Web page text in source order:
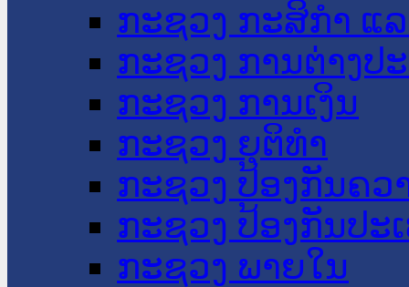
ກະຊວງ ກະສິກຳ ແ
ກະຊວງ ການຕ່າງປ
ກະຊວງ ການເງິນ
ກະຊວງ ຍຸຕິທໍາ
ກະຊວງ ປ້ອງກັນຄວ
ກະຊວງ ປ້ອງກັນປະ
ກະຊວງ ພາຍໃນ